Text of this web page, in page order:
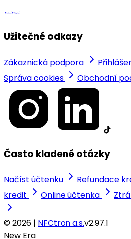
Užitečné odkazy
Zákaznická podpora
Správa cookies
Obchodní
Často kladené otázky
Načíst účtenku Refundace
kredit
Online účtenka
© 2026 | NFCtron a.s.v2.97.1
New Era